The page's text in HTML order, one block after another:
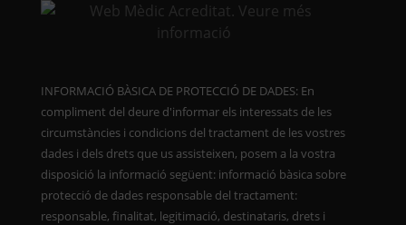
INFORMACIÓ BÀSICA DE PROTECCIÓ DE DADES: En
compliment del deure d'informar els interessats de les
circumstàncies i condicions del tractament de les vostres
dades i dels drets que us assisteixen, posem a la vostra
disposició la informació següent: informació bàsica sobre
protecció de dades responsable del tractament:
responsable, finalitat, legitimació, destinataris, drets i